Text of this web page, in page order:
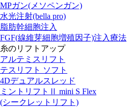
MPガン(メソペンガン)
水光注射(bella pro)
脂肪幹細胞注入
FGF(線維芽細胞増殖因子)注入療法
糸のリフトアップ
アルテミスリフト
テスリフト ソフト
4Dデュアルスレッド
ミントリフトⅡ mini S Flex
(シークレットリフト)